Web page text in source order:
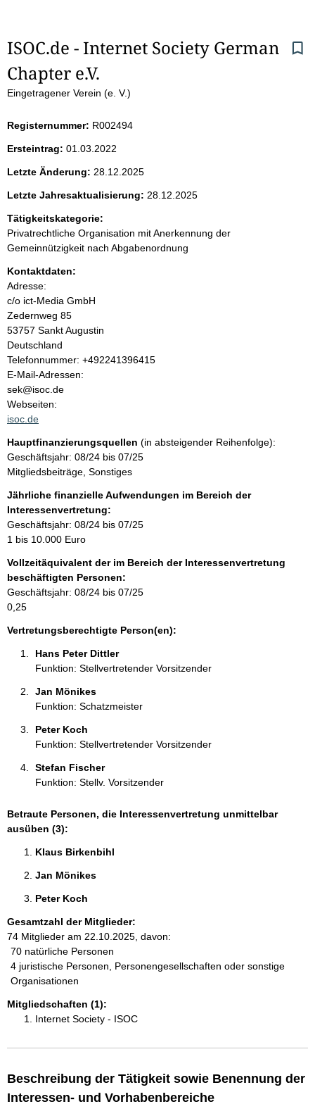
S
e
t
e
n
i
n
h
a
l
t
ISOC.de - Internet Society German
Chapter e.V.
Eingetragener Verein (e. V.)
Registernummer: R002494
Ersteintrag: 01.03.2022
Letzte Änderung: 28.12.2025
Letzte Jahresaktualisierung: 28.12.2025
Tätigkeitskategorie:
Privatrechtliche Organisation mit Anerkennung der
Gemeinnützigkeit nach Abgabenordnung
Kontaktdaten:
Adresse:
c/o ict-Media GmbH
Zedernweg 85
53757 Sankt Augustin
Deutschland
K
o
n
t
a
t
i
n
f
o
r
m
t
i
o
n
e
Telefonnummer: +492241396415
E-Mail-Adressen:
sek@isoc.de
Webseiten:
isoc.de
Hauptfinanzierungsquellen (in absteigender Reihenfolge):
Geschäftsjahr: 08/24 bis 07/25
Mitgliedsbeiträge, Sonstiges
Jährliche finanzielle Aufwendungen im Bereich der
Interessenvertretung:
Geschäftsjahr: 08/24 bis 07/25
1 bis 10.000 Euro
Vollzeitäquivalent der im Bereich der Interessenvertretung
beschäftigten Personen:
Geschäftsjahr: 08/24 bis 07/25
0,25
Vertretungsberechtigte Person(en):
Hans Peter Dittler
Funktion: Stellvertretender Vorsitzender
Jan Mönikes
Funktion: Schatzmeister
Peter Koch
Funktion: Stellvertretender Vorsitzender
Stefan Fischer
Funktion: Stellv. Vorsitzender
Betraute Personen, die Interessenvertretung unmittelbar
ausüben (3):
Klaus Birkenbihl
Jan Mönikes
Peter Koch
Gesamtzahl der Mitglieder:
74 Mitglieder am 22.10.2025, davon:
70 natürliche Personen
4 juristische Personen, Personengesellschaften oder sonstige
Organisationen
Mitgliedschaften (1):
Internet Society - ISOC
Beschreibung der Tätigkeit sowie Benennung der
Interessen- und Vorhabenbereiche